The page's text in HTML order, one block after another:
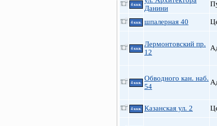
4 ккв.
Данини
4 ккв. шпалерная 40
4 ккв.
Лермонтовский пр.
12
4 ккв.
Обводного кан. наб.
54
4 ккв. Казанская ул. 2